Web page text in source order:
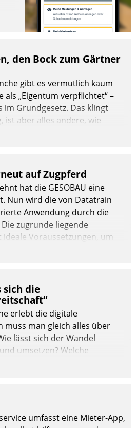
den Bock zum Gärtner
gibt es vermutlich kaum
als „Eigentum verpflichtet“ –
Grundgesetz. Das klingt
ist aber alles andere, wie
Denn mit der
auf Zugpferd
hat die GESOBAU eine
Nun wird die von Datatrain
Anwendung durch die
zugrunde liegende
Voraussetzungen, um
zu erweitern und weitere
sich die
erlebt die digitale
muss man gleich alles über
lässt sich der Wandel
umsetzen? Welche
umfasst eine Mieter-App,